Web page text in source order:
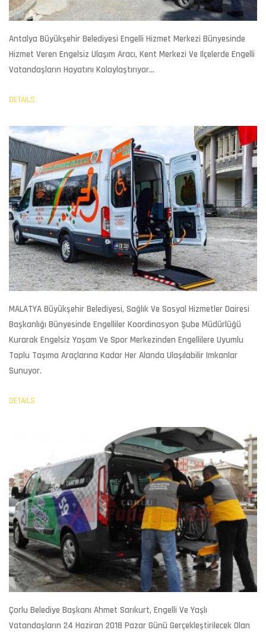
Antalya Büyükşehir Belediyesi Engelli Hizmet Merkezi Bünyesinde
Hizmet Veren Engelsiz Ulaşım Aracı, Kent Merkezi Ve Ilçelerde Engelli
Vatandaşların Hayatını Kolaylaştırıyor...
DETAILS
MALATYA Büyükşehir Belediyesi, Sağlık Ve Sosyal Hizmetler Dairesi
Başkanlığı Bünyesinde Engelliler Koordinasyon Şube Müdürlüğü
Kurarak Engelsiz Yaşam Ve Spor Merkezinden Engellilere Uyumlu
Toplu Taşıma Araçlarına Kadar Her Alanda Ulaşılabilir Imkanlar
Sunuyor.
DETAILS
Çorlu Belediye Başkanı Ahmet Sarıkurt, Engelli Ve Yaşlı
Vatandaşların 24 Haziran 2018 Pazar Günü Gerçekleştirilecek Olan